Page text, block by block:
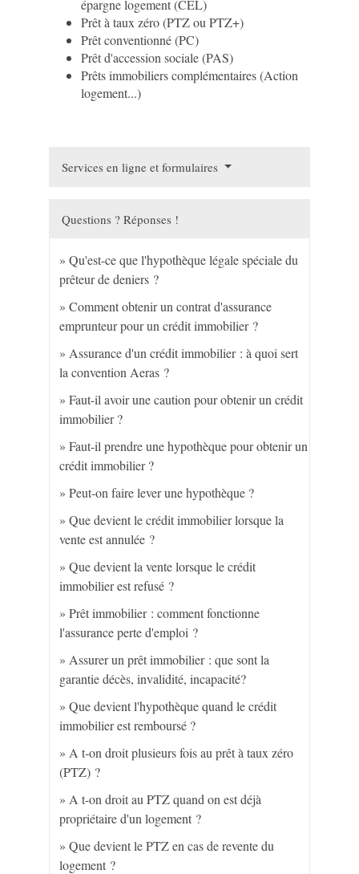
épargne logement (CEL)
Prêt à taux zéro (PTZ ou PTZ+)
Prêt conventionné (PC)
Prêt d'accession sociale (PAS)
Prêts immobiliers complémentaires (Action
logement...)
Services en ligne et formulaires
Questions ? Réponses !
Qu'est-ce que l'hypothèque légale spéciale du
prêteur de deniers ?
Comment obtenir un contrat d'assurance
emprunteur pour un crédit immobilier ?
Assurance d'un crédit immobilier : à quoi sert
la convention Aeras ?
Faut-il avoir une caution pour obtenir un crédit
immobilier ?
Faut-il prendre une hypothèque pour obtenir un
crédit immobilier ?
Peut-on faire lever une hypothèque ?
Que devient le crédit immobilier lorsque la
vente est annulée ?
Que devient la vente lorsque le crédit
immobilier est refusé ?
Prêt immobilier : comment fonctionne
l'assurance perte d'emploi ?
Assurer un prêt immobilier : que sont la
garantie décès, invalidité, incapacité?
Que devient l'hypothèque quand le crédit
immobilier est remboursé ?
A t-on droit plusieurs fois au prêt à taux zéro
(PTZ) ?
A t-on droit au PTZ quand on est déjà
propriétaire d'un logement ?
Que devient le PTZ en cas de revente du
logement ?